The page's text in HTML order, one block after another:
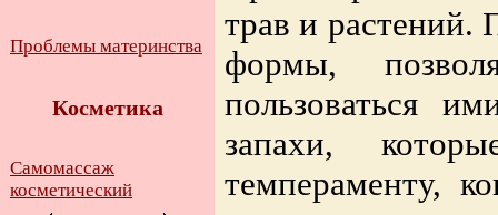
Проблемы материнства
Косметика
Самомассаж
косметический
трав и растений.
формы,
пользоваться
запахи,
темпераменту,